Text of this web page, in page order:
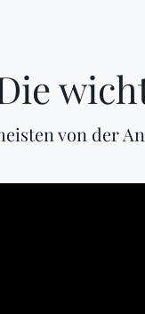
von der